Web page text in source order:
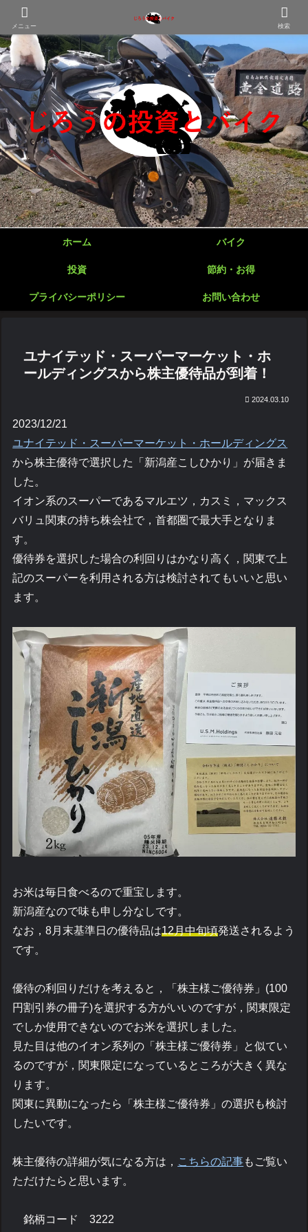
ホーム バイク
投資 節約・お得
プライバシーポリシー お問い合わせ
ユナイテッド・スーパーマーケット・ホ
ールディングスから株主優待品が到着！
2024.03.10
2023/12/21
ユナイテッド・スーパーマーケット・ホールディングス
から株主優待で選択した「新潟産こしひかり」が届きま
した。
イオン系のスーパーであるマルエツ，カスミ，マックス
バリュ関東の持ち株会社で，首都圏で最大手となりま
す。
優待券を選択した場合の利回りはかなり高く，関東で上
記のスーパーを利用される方は検討されてもいいと思い
ます。
お米は毎日食べるので重宝します。
新潟産なので味も申し分なしです。
なお，8月末基準日の優待品は12月中旬頃発送されるよう
です。
優待の利回りだけを考えると，「株主様ご優待券」(100
円割引券の冊子)を選択する方がいいのですが，関東限定
でしか使用できないのでお米を選択しました。
見た目は他のイオン系列の「株主様ご優待券」と似てい
るのですが，関東限定になっているところが大きく異な
ります。
関東に異動になったら「株主様ご優待券」の選択も検討
したいです。
株主優待の詳細が気になる方は， こちらの記事もご覧い
ただけたらと思います。
銘柄コード 3222
メニュー 検索